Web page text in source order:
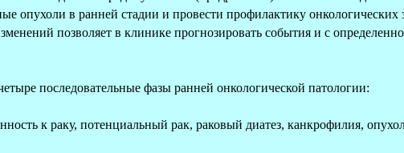
опухоли в ранней стадии и провести профилактику онкологических
позволяет в клинике прогнозировать события и с
последовательные фазы ранней онкологической патологии:
к раку, потенциальный рак, раковый диатез, канкрофилия,